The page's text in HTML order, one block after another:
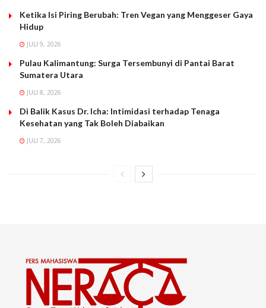
Ketika Isi Piring Berubah: Tren Vegan yang Menggeser Gaya
Hidup
JULI 9, 2026
Pulau Kalimantung: Surga Tersembunyi di Pantai Barat
Sumatera Utara
JULI 8, 2026
Di Balik Kasus Dr. Icha: Intimidasi terhadap Tenaga
Kesehatan yang Tak Boleh Diabaikan
JULI 7, 2026